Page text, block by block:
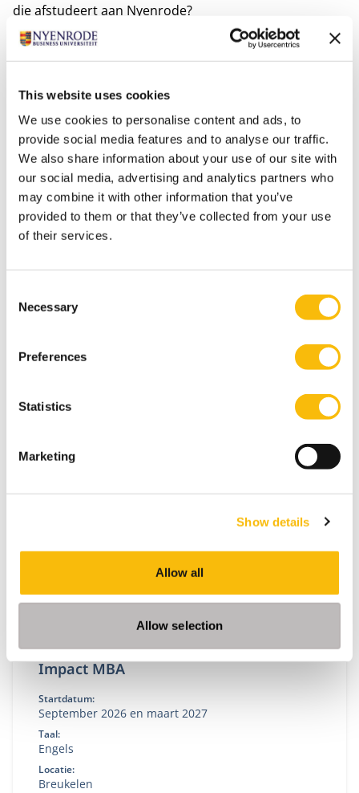
This website uses cookies
We use cookies to personalise content and ads, to
provide social media features and to analyse our traffic.
We also share information about your use of our site with
our social media, advertising and analytics partners who
may combine it with other information that you’ve
provided to them or that they’ve collected from your use
of their services.
Selection
Necessary
Preferences
Statistics
Marketing
Show details
Allow all
Allow selection
die afstudeert aan Nyenrode?
Wil jij je carrière versterken binnen het Europese
inzichten die in dit artikel naar voren komen,
vormen een belangrijk onderdeel van deImpact
MBA Full-time, waarin professionals hun netwerk
verbreden en zich voorbereiden op
leiderschapsrollen in internationale context.
Tags
Gerelateerde opleidingen
Impact MBA
Startdatum:
September 2026 en maart 2027
Taal:
Engels
Locatie:
Breukelen